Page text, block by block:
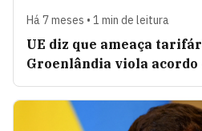
Há 7 meses • 1 min de leitura
UE diz que ameaça
Groenlândia viola